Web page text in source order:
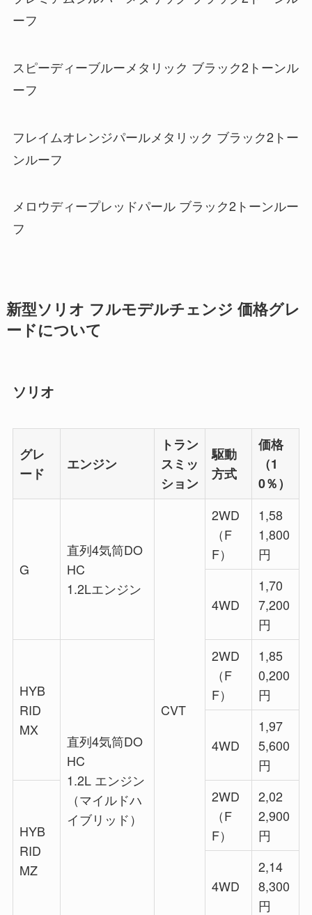
ーフ
スピーディーブルーメタリック ブラック2トーンル
ーフ
フレイムオレンジパールメタリック ブラック2トー
ンルーフ
メロウディープレッドパール ブラック2トーンルー
フ
新型ソリオ フルモデルチェンジ 価格グレ
ードについて
ソリオ
グレ
ード
エンジン
トラン
スミッ
ション
駆動
方式
価格
（1
0％）
G
直列4気筒DO
HC
1.2Lエンジン
CVT
2WD
（F
F）
1,58
1,800
円
4WD
1,70
7,200
円
HYB
RID
MX
直列4気筒DO
HC
1.2L エンジン
（マイルドハ
イブリッド）
2WD
（F
F）
1,85
0,200
円
4WD
1,97
5,600
円
HYB
RID
MZ
2WD
（F
F）
2,02
2,900
円
4WD
2,14
8,300
円